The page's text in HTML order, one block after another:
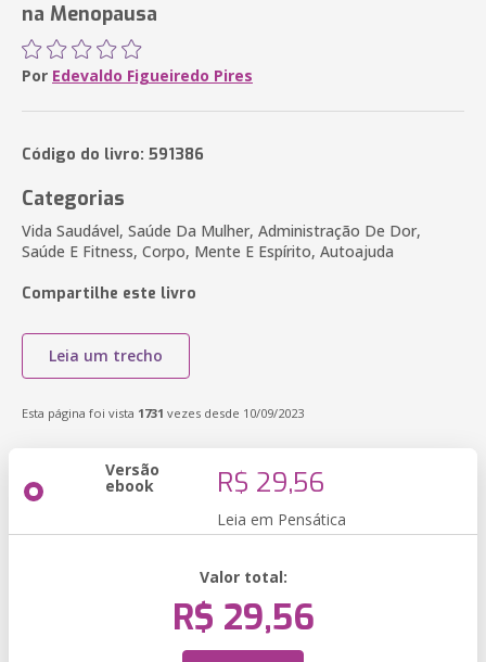
na Menopausa
Por Edevaldo Figueiredo Pires
Código do livro: 591386
Categorias
Vida Saudável, Saúde Da Mulher, Administração De Dor,
Saúde E Fitness, Corpo, Mente E Espírito, Autoajuda
Compartilhe este livro
Leia um trecho
Esta página foi vista 1731 vezes desde 10/09/2023
Versão
ebook R$ 29,56
Leia em Pensática
Valor total:
R$ 29,56